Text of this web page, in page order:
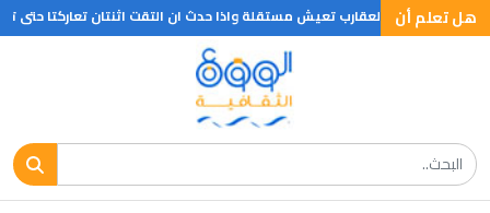
هل تعلم أن
هل تعلم ان العقارب تعيش مستقلة واذا حدث ان التقت اثنتان تعاركتا حتى